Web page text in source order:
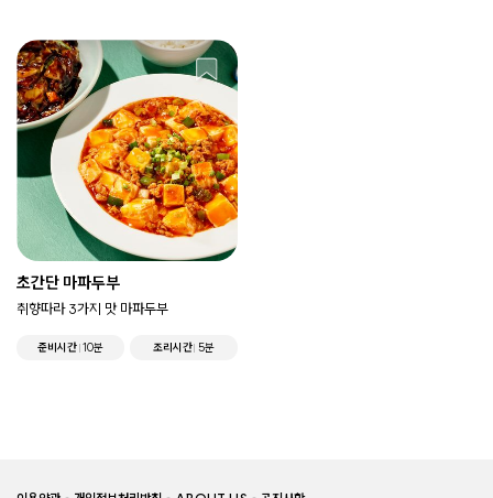
초간단 마파두부
취향따라 3가지 맛 마파두부
준비시간 10분 조리시간 5분